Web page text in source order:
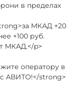
в пределах
МКАД +20
+100 руб.
МКАД.</p>
оператору в
АВИТО!</strong>